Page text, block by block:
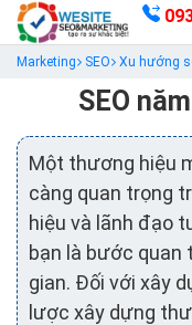
Marketing SEO Xu hướng
SEO
Một thương hiệu
càng quan trọng
hiệu và lãnh đạo
bạn là bước quan
gian. Đối với xây
lược xây dựng